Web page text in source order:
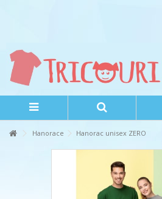
Hanorace Hanorac unisex ZERO